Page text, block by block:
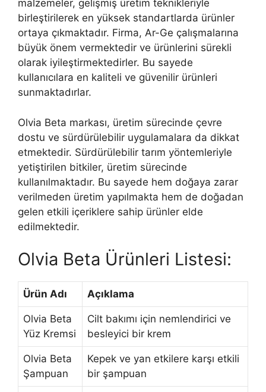
malzemeler, gelişmiş üretim teknikleriyle
birleştirilerek en yüksek standartlarda ürünler
ortaya çıkmaktadır. Firma, Ar-Ge çalışmalarına
büyük önem vermektedir ve ürünlerini sürekli
olarak iyileştirmektedirler. Bu sayede
kullanıcılara en kaliteli ve güvenilir ürünleri
sunmaktadırlar.
Olvia Beta markası, üretim sürecinde çevre
dostu ve sürdürülebilir uygulamalara da dikkat
etmektedir. Sürdürülebilir tarım yöntemleriyle
yetiştirilen bitkiler, üretim sürecinde
kullanılmaktadır. Bu sayede hem doğaya zarar
verilmeden üretim yapılmakta hem de doğadan
gelen etkili içeriklere sahip ürünler elde
edilmektedir.
Olvia Beta Ürünleri Listesi:
Ürün Adı Açıklama
Olvia Beta
Yüz Kremsi
Cilt bakımı için nemlendirici ve
besleyici bir krem
Olvia Beta
Şampuan
Kepek ve yan etkilere karşı etkili
bir şampuan